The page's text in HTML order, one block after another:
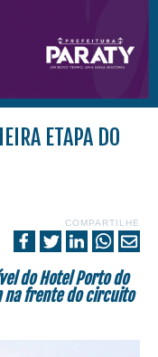
ETAPA DO
COMPARTILHE
do Hotel Porto do
na frente do circuito